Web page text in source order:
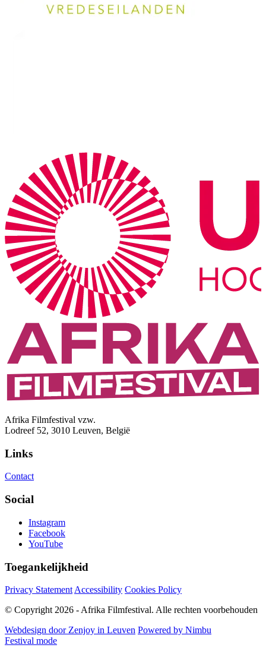
Afrika Filmfestival vzw.
Lodreef 52, 3010 Leuven, België
Links
Contact
Social
Instagram
Facebook
YouTube
Toegankelijkheid
Privacy Statement Accessibility Cookies Policy
© Copyright 2026 - Afrika Filmfestival. Alle rechten voorbehouden
Webdesign door Zenjoy in Leuven Powered by Nimbu
Festival mode